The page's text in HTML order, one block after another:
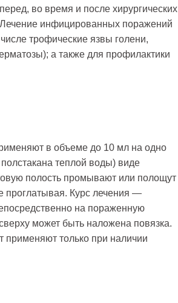
во время и после хирургических
Лечение инфицированных поражений
трофические язвы голени,
а также для профилактики
в объеме до 10 мл на одно
теплой воды) виде
полость промывают или полощут
проглатывая. Курс лечения —
на пораженную
может быть наложена повязка.
только при наличии